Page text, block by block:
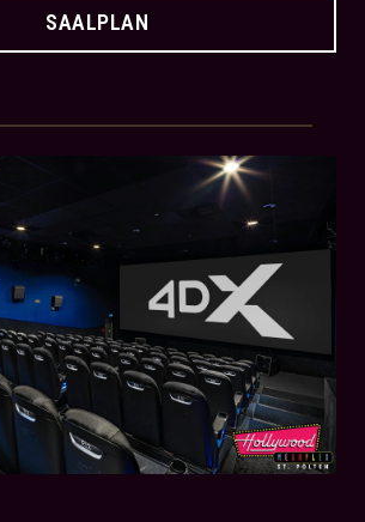
SAALPLAN